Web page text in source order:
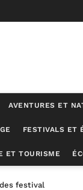
AVENTURES ET
FESTIVALS ET
ET TOURISME
festivals sur la